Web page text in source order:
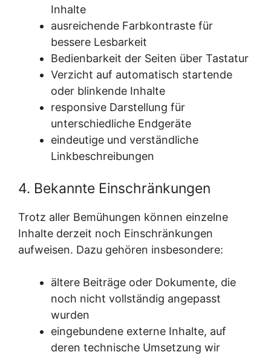
Inhalte
ausreichende Farbkontraste für
bessere Lesbarkeit
Bedienbarkeit der Seiten über Tastatur
Verzicht auf automatisch startende
oder blinkende Inhalte
responsive Darstellung für
unterschiedliche Endgeräte
eindeutige und verständliche
Linkbeschreibungen
4. Bekannte Einschränkungen
Trotz aller Bemühungen können einzelne
Inhalte derzeit noch Einschränkungen
aufweisen. Dazu gehören insbesondere:
ältere Beiträge oder Dokumente, die
noch nicht vollständig angepasst
wurden
eingebundene externe Inhalte, auf
deren technische Umsetzung wir